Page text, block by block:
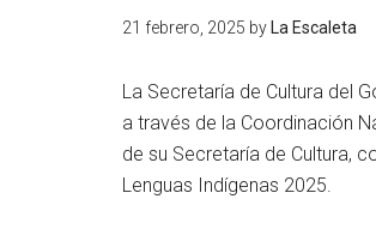
21 febrero, 2025 by La Escaleta
La Secretaría de Cultura del
a través de la Coordinación
de su Secretaría de Cultura,
Lenguas Indígenas 2025.